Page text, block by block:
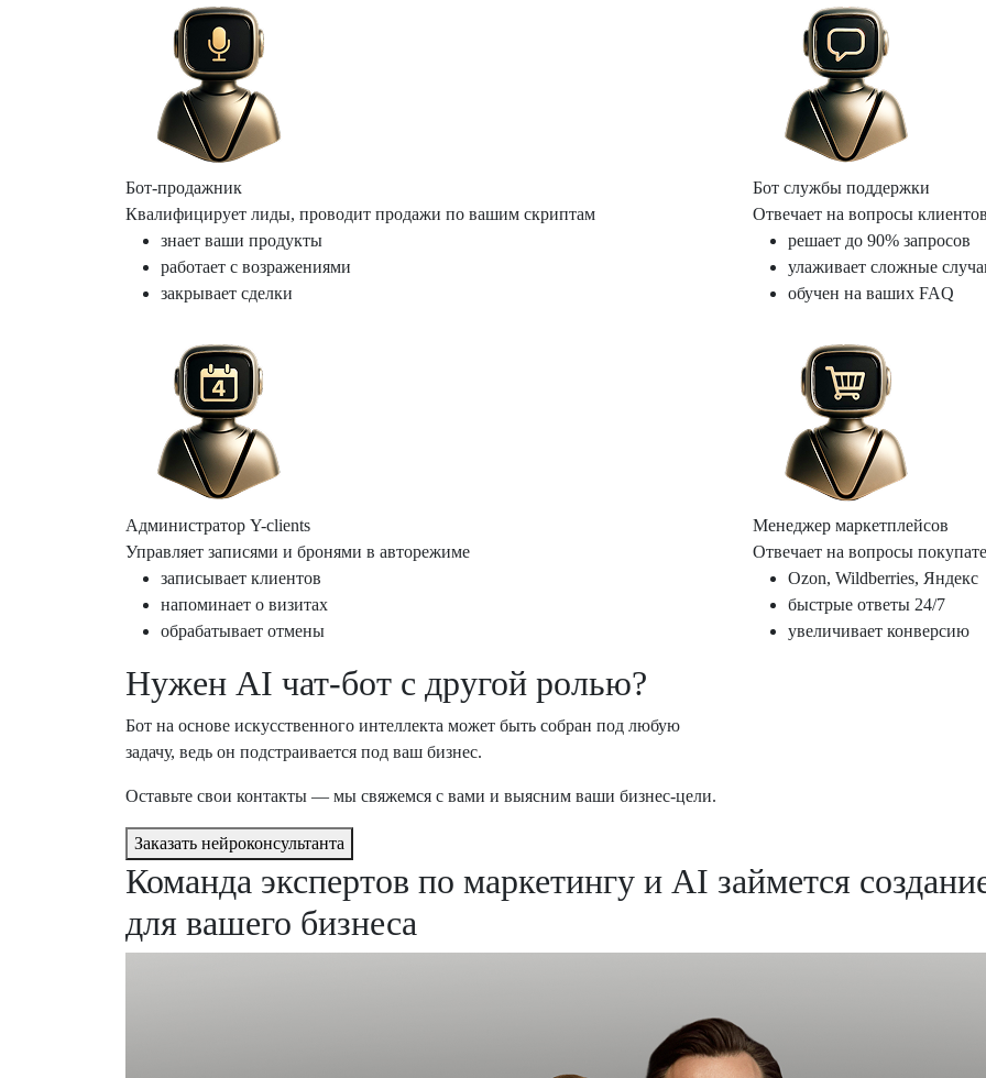
Бот-продажник
Квалифицирует лиды, проводит продажи по вашим скриптам
знает ваши продукты
работает с возражениями
закрывает сделки
Бот службы поддержки
Отвечает на вопросы
решает до 90% запросов
улаживает сложные
обучен на ваших FAQ
Администратор Y-clients
Управляет записями и бронями в авторежиме
записывает клиентов
напоминает о визитах
обрабатывает отмены
Менеджер маркетплейсов
Отвечает на вопросы
Ozon, Wildberries, Яндекс
быстрые ответы 24/7
увеличивает конверсию
Нужен AI чат-бот с другой ролью?
Бот на основе искусственного интеллекта может быть собран под любую
задачу, ведь он подстраивается под ваш бизнес.
Оставьте свои контакты — мы свяжемся с вами и выясним ваши бизнес-цели.
Заказать нейроконсультанта
Команда экспертов по маркетингу и AI займется
для вашего бизнеса